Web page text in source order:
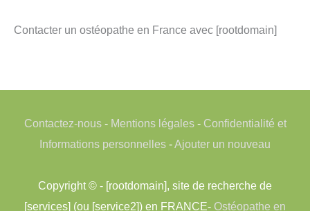
Contacter un ostéopathe en France avec [rootdomain]
Contactez-nous- Mentions légales- Confidentialité et
Informations personnelles -Ajouter un nouveau
Copyright © - [rootdomain], site de recherche de
[services] (ou [service2]) en FRANCE- Ostéopathe en